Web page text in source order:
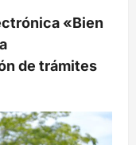
«Bien
de trámites